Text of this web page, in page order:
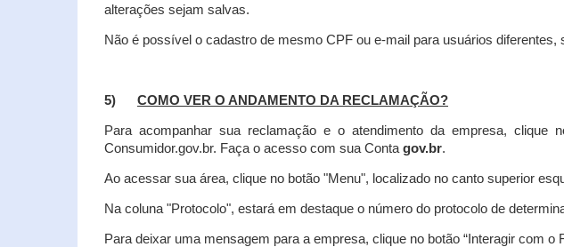
alterações sejam salvas.
Não é possível o cadastro de mesmo CPF ou e-mail para usuários
5) COMO VER O ANDAMENTO DA RECLAMAÇÃO?
Para acompanhar sua reclamação e o atendimento da empresa, clique
Consumidor.gov.br. Faça o acesso com sua Conta gov.br.
Ao acessar sua área, clique no botão "Menu", localizado no canto superior
Na coluna "Protocolo", estará em destaque o número do protocolo de
Para deixar uma mensagem para a empresa, clique no botão “Interagir com